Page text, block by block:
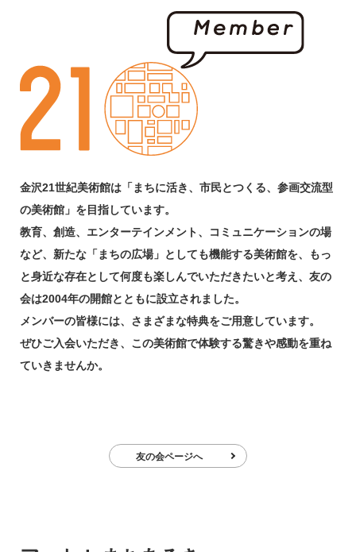
金沢21世紀美術館は「まちに活き、市民とつくる、 参画交流型
の美術館」を目指しています。
教育、創造、エンターテインメント、コミュニケーションの場
など、 新たな「まちの広場」としても機能する美術館を、
もっ
と身近な存在として何度も楽しんでいただきたいと考え、 友の
会は2004年の開館とともに設立されました。
メンバーの皆様には、さまざまな特典をご用意しています。
ぜひご入会いただき、この美術館で体験する驚きや感動を重ね
ていきませんか。
友の会ページへ